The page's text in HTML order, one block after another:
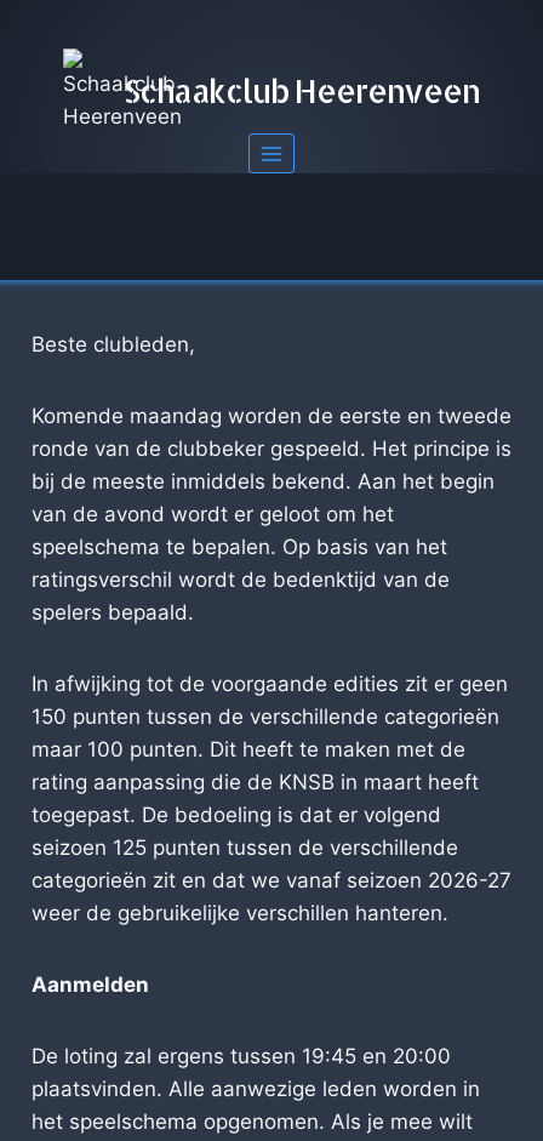
inhoud
Schaakclub Heerenveen
Beste clubleden,
Komende maandag worden de eerste en tweede
ronde van de clubbeker gespeeld. Het principe is
bij de meeste inmiddels bekend. Aan het begin
van de avond wordt er geloot om het
speelschema te bepalen. Op basis van het
ratingsverschil wordt de bedenktijd van de
spelers bepaald.
In afwijking tot de voorgaande edities zit er geen
150 punten tussen de verschillende categorieën
maar 100 punten. Dit heeft te maken met de
rating aanpassing die de KNSB in maart heeft
toegepast. De bedoeling is dat er volgend
seizoen 125 punten tussen de verschillende
categorieën zit en dat we vanaf seizoen 2026-27
weer de gebruikelijke verschillen hanteren.
Aanmelden
De loting zal ergens tussen 19:45 en 20:00
plaatsvinden. Alle aanwezige leden worden in
het speelschema opgenomen. Als je mee wilt